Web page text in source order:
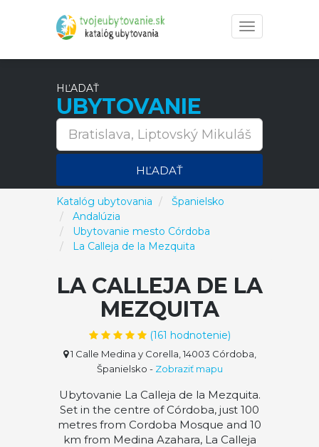
Toggle
navigation
HĽADAŤ
UBYTOVANIE
HĽADAŤ
Katalóg ubytovania
Španielsko
Andalúzia
Ubytovanie mesto Córdoba
La Calleja de la Mezquita
LA CALLEJA DE LA
MEZQUITA
(161 hodnotenie)
1 Calle Medina y Corella, 14003 Córdoba,
Španielsko - Zobraziť mapu
Ubytovanie La Calleja de la Mezquita.
Set in the centre of Córdoba, just 100
metres from Cordoba Mosque and 10
km from Medina Azahara, La Calleja